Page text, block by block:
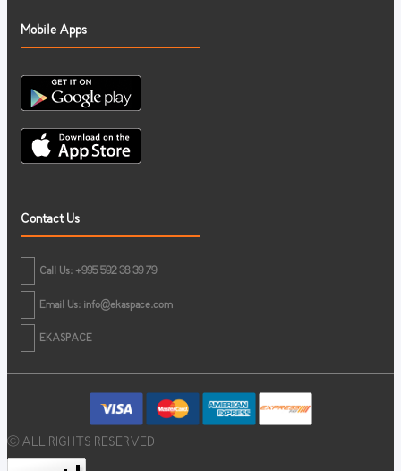
Mobile Apps
Contact Us
Call Us: +995 592 38 39 79
Email Us: info@ekaspace.com
EKASPACE
© ALL RIGHTS RESERVED